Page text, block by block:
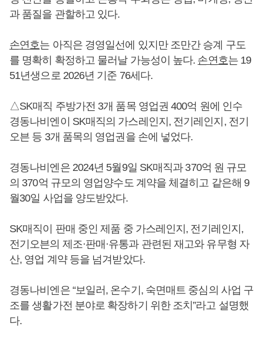
과 품질을 관할하고 있다.
손연호는 아직은 경영일선에 있지만 조만간 승계 구도
를 명확히 확정하고 물러날 가능성이 높다. 손연호는 19
51년생으로 2026년 기준 76세다.
△SK매직 주방가전 3개 품목 영업권 400억 원에 인수
경동나비엔이 SK매직의 가스레인지, 전기레인지, 전기
오븐 등 3개 품목의 영업권을 손에 넣었다.
경동나비엔은 2024년 5월9일 SK매직과 370억 원 규모
의 370억 규모의 영업양수도 계약을 체결히고 같은해 9
월30일 사업을 양도받았다.
SK매직이 판매 중인 제품 중 가스레인지, 전기레인지,
전기오븐의 제조·판매·유통과 관련된 재고와 유무형 자
산, 영업 계약 등을 넘겨받았다.
경동나비엔은 “보일러, 온수기, 숙면매트 중심의 사업 구
조를 생활가전 분야로 확장하기 위한 조치”라고 설명했
다.